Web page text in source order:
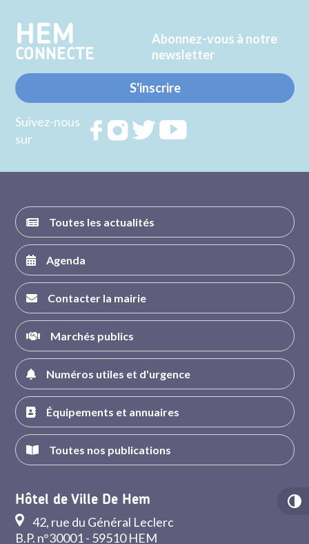
HEM
CONNECTE
Abonnez-vous à notre
newsletter
S'inscrire
Suivez-nous
sur
RejoignezRejoignezRejoignez
Toutes les actualités
Agenda
Contacter la mairie
Marchés publics
Numéros utiles et d'urgence
Équipements et annuaires
Toutes nos publications
Hôtel de Ville De Hem
42, rue du Général Leclerc
B.P. n°30001 - 59510 HEM